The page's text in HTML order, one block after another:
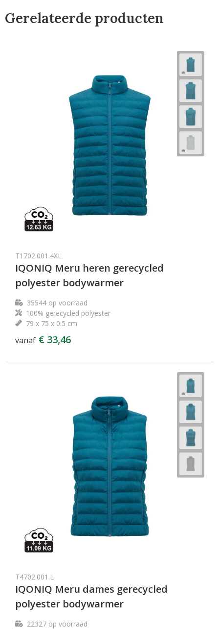
Gerelateerde producten
T1702.001.4XL
IQONIQ Meru heren gerecycled
polyester bodywarmer
35544op voorraad
100% gerecycled polyester
79 x 75 x 0.5 cm
vanaf € 33,46
T4702.001.L
IQONIQ Meru dames gerecycled
polyester bodywarmer
22327op voorraad